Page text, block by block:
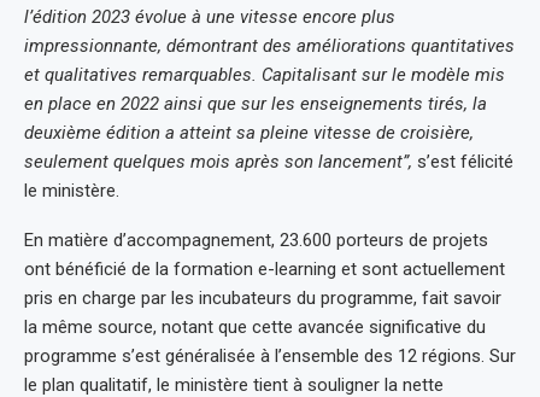
l’édition 2023 évolue à une vitesse encore plus
impressionnante, démontrant des améliorations quantitatives
et qualitatives remarquables. Capitalisant sur le modèle mis
en place en 2022 ainsi que sur les enseignements tirés, la
deuxième édition a atteint sa pleine vitesse de croisière,
seulement quelques mois après son lancement”, s’est félicité
le ministère.
En matière d’accompagnement, 23.600 porteurs de projets
ont bénéficié de la formation e-learning et sont actuellement
pris en charge par les incubateurs du programme, fait savoir
la même source, notant que cette avancée significative du
programme s’est généralisée à l’ensemble des 12 régions. Sur
le plan qualitatif, le ministère tient à souligner la nette